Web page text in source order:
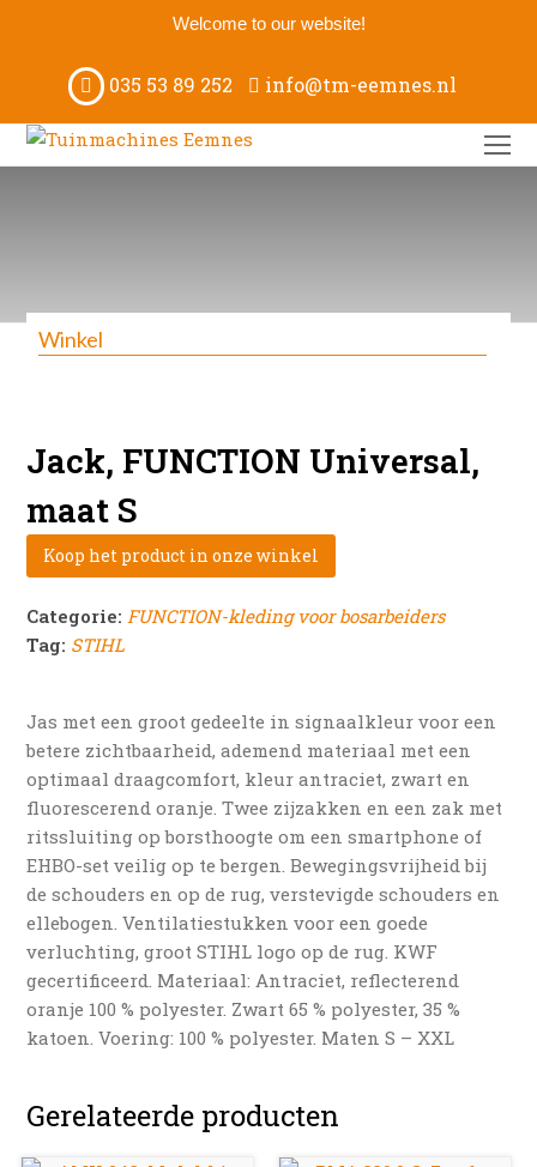
Welcome to our website!
035 53 89 252 info@tm-eemnes.nl
Winkel
Jack, FUNCTION Universal,
maat S
Koop het product in onze winkel
Categorie: FUNCTION-kleding voor bosarbeiders
Tag: STIHL
Jas met een groot gedeelte in signaalkleur voor een
betere zichtbaarheid, ademend materiaal met een
optimaal draagcomfort, kleur antraciet, zwart en
fluorescerend oranje. Twee zijzakken en een zak met
ritssluiting op borsthoogte om een smartphone of
EHBO-set veilig op te bergen. Bewegingsvrijheid bij
de schouders en op de rug, verstevigde schouders en
ellebogen. Ventilatiestukken voor een goede
verluchting, groot STIHL logo op de rug. KWF
gecertificeerd. Materiaal: Antraciet, reflecterend
oranje 100 % polyester. Zwart 65 % polyester, 35 %
katoen. Voering: 100 % polyester. Maten S – XXL
Gerelateerde producten